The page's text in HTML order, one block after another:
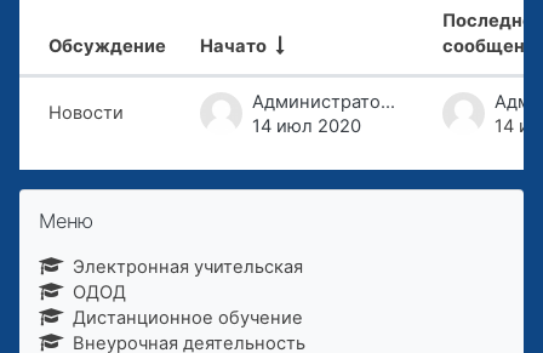
List of discussions. Showing 1 of 1
Статус
Обсуждение Начато
Последнее
Новости
Администратор Туезова Лариса Николаевна
14 июл 2020
14
Пропустить Меню
Меню
Электронная учительская
ОДОД
Дистанционное обучение
Внеурочная деятельность